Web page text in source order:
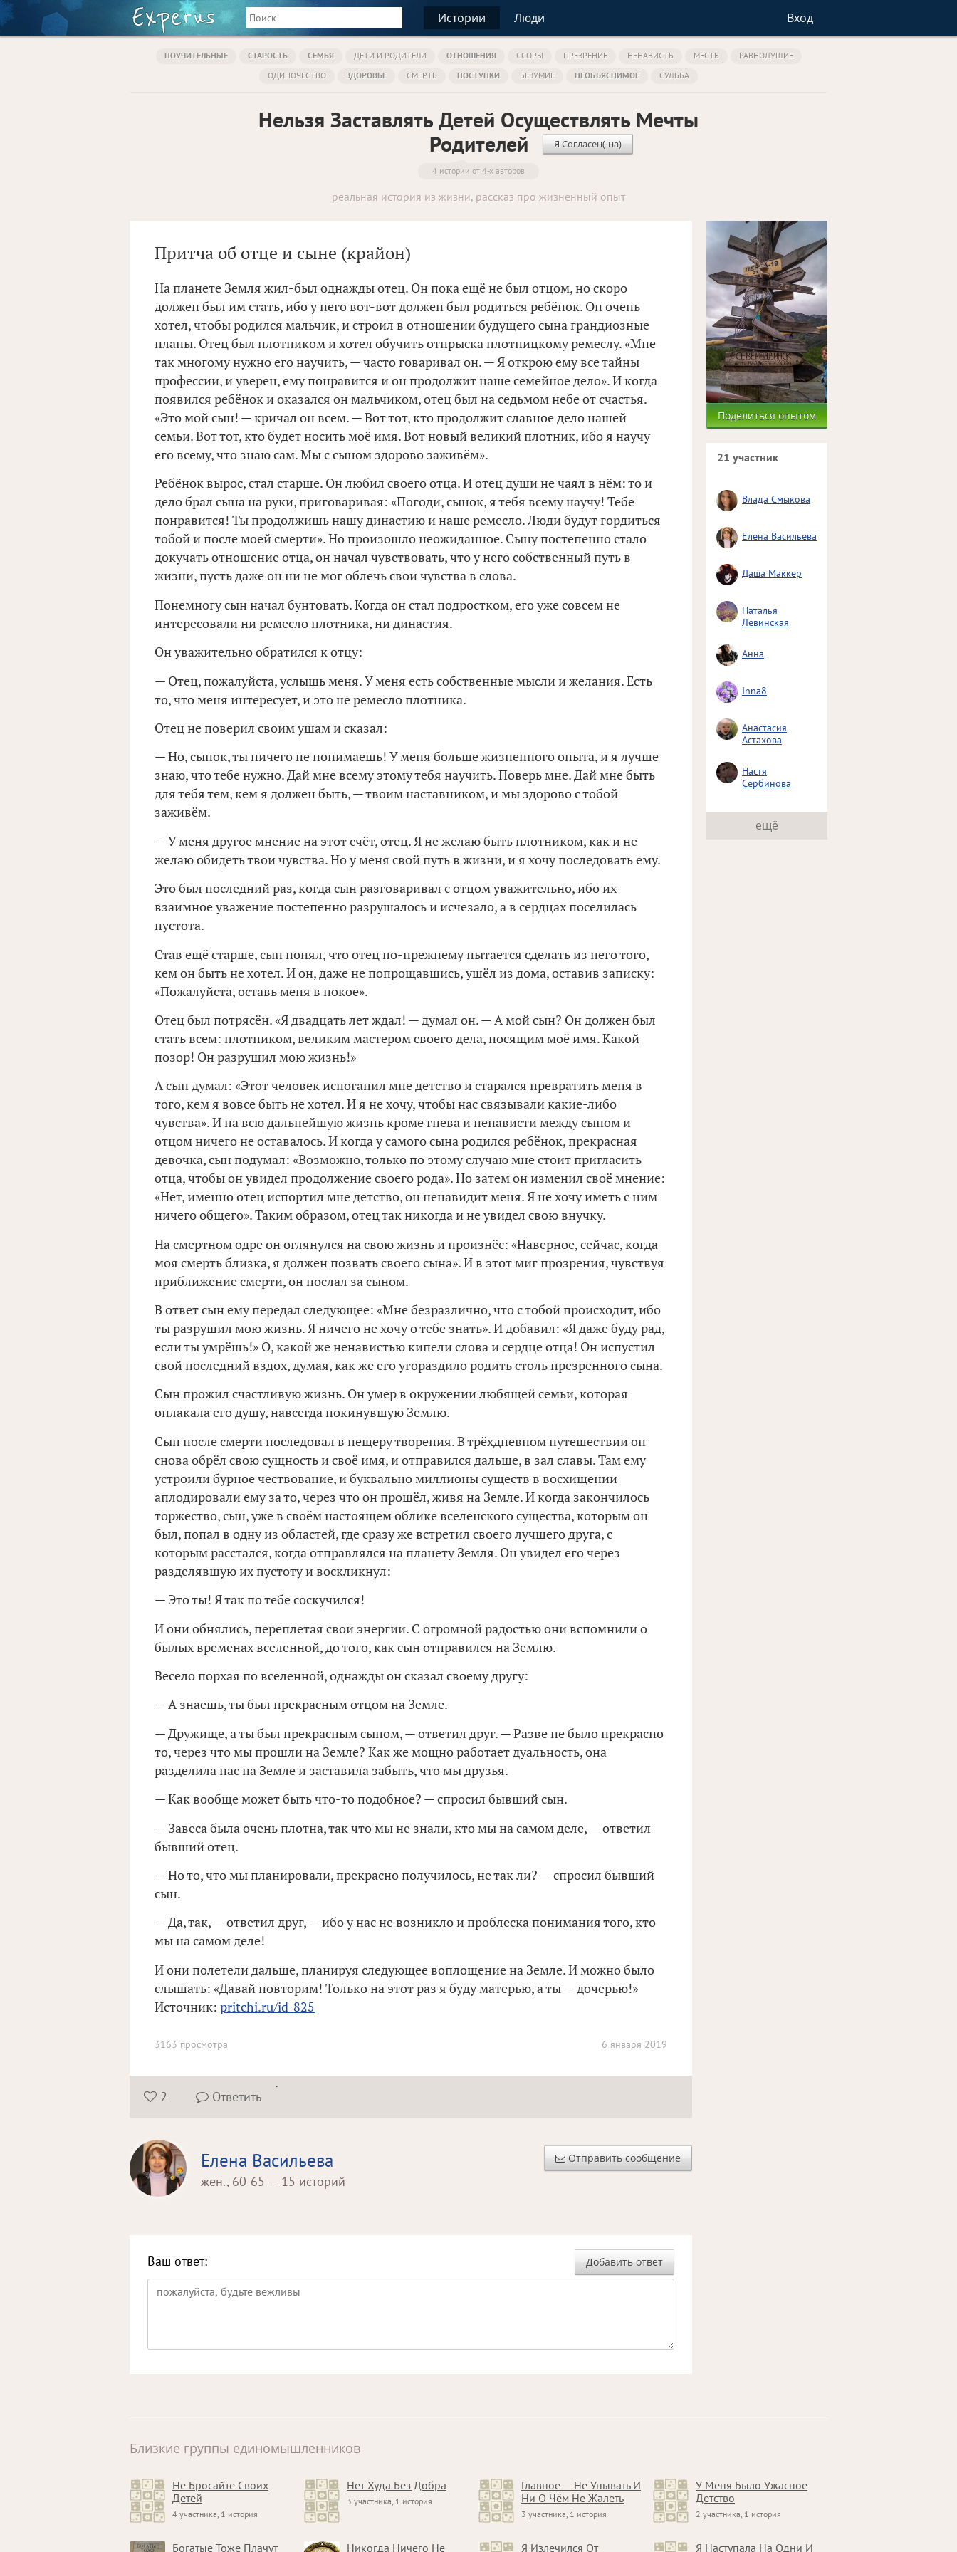
Истории Люди Вход
ПОУЧИТЕЛЬНЫЕ СТАРОСТЬ СЕМЬЯ ДЕТИ И РОДИТЕЛИ ОТНОШЕНИЯ ССОРЫ ПРЕЗРЕНИЕ НЕНАВИСТЬ МЕСТЬ
РАВНОДУШИЕ
ОДИНОЧЕСТВО
ЗДОРОВЬЕ СМЕРТЬ ПОСТУПКИ БЕЗУМИЕ НЕОБЪЯСНИМОЕ СУДЬБА
Нельзя Заставлять Детей Осуществлять Мечты
Родителей
Я Согласен(-на)
4 истории от 4-х авторов
реальная история из жизни, рассказ про жизненный опыт
Притча об отце и сыне (крайон)
На планете Земля жил-был однажды отец. Он пока ещё не был отцом, но скоро
должен был им стать, ибо у него вот-вот должен был родиться ребёнок. Он очень
хотел, чтобы родился мальчик, и строил в отношении будущего сына грандиозные
планы. Отец был плотником и хотел обучить отпрыска плотницкому ремеслу. «Мне
так многому нужно его научить, — часто говаривал он. — Я открою ему все тайны
профессии, и уверен, ему понравится и он продолжит наше семейное дело». И когда
появился ребёнок и оказался он мальчиком, отец был на седьмом небе от счастья.
«Это мой сын! — кричал он всем. — Вот тот, кто продолжит славное дело нашей
семьи. Вот тот, кто будет носить моё имя. Вот новый великий плотник, ибо я научу
его всему, что знаю сам. Мы с сыном здорово заживём».
Ребёнок вырос, стал старше. Он любил своего отца. И отец души не чаял в нём: то и
дело брал сына на руки, приговаривая: «Погоди, сынок, я тебя всему научу! Тебе
понравится! Ты продолжишь нашу династию и наше ремесло. Люди будут гордиться
тобой и после моей смерти». Но произошло неожиданное. Сыну постепенно стало
докучать отношение отца, он начал чувствовать, что у него собственный путь в
жизни, пусть даже он ни не мог облечь свои чувства в слова.
Понемногу сын начал бунтовать. Когда он стал подростком, его уже совсем не
интересовали ни ремесло плотника, ни династия.
Он уважительно обратился к отцу:
— Отец, пожалуйста, услышь меня. У меня есть собственные мысли и желания. Есть
то, что меня интересует, и это не ремесло плотника.
Отец не поверил своим ушам и сказал:
— Но, сынок, ты ничего не понимаешь! У меня больше жизненного опыта, и я лучше
знаю, что тебе нужно. Дай мне всему этому тебя научить. Поверь мне. Дай мне быть
для тебя тем, кем я должен быть, — твоим наставником, и мы здорово с тобой
заживём.
— У меня другое мнение на этот счёт, отец. Я не желаю быть плотником, как и не
желаю обидеть твои чувства. Но у меня свой путь в жизни, и я хочу последовать ему.
Это был последний раз, когда сын разговаривал с отцом уважительно, ибо их
взаимное уважение постепенно разрушалось и исчезало, а в сердцах поселилась
пустота.
Став ещё старше, сын понял, что отец по-прежнему пытается сделать из него того,
кем он быть не хотел. И он, даже не попрощавшись, ушёл из дома, оставив записку:
«Пожалуйста, оставь меня в покое».
Отец был потрясён. «Я двадцать лет ждал! — думал он. — А мой сын? Он должен был
стать всем: плотником, великим мастером своего дела, носящим моё имя. Какой
позор! Он разрушил мою жизнь!»
А сын думал: «Этот человек испоганил мне детство и старался превратить меня в
того, кем я вовсе быть не хотел. И я не хочу, чтобы нас связывали какие-либо
чувства». И на всю дальнейшую жизнь кроме гнева и ненависти между сыном и
отцом ничего не оставалось. И когда у самого сына родился ребёнок, прекрасная
девочка, сын подумал: «Возможно, только по этому случаю мне стоит пригласить
отца, чтобы он увидел продолжение своего рода». Но затем он изменил своё мнение:
«Нет, именно отец испортил мне детство, он ненавидит меня. Я не хочу иметь с ним
ничего общего». Таким образом, отец так никогда и не увидел свою внучку.
На смертном одре он оглянулся на свою жизнь и произнёс: «Наверное, сейчас, когда
моя смерть близка, я должен позвать своего сына». И в этот миг прозрения, чувствуя
приближение смерти, он послал за сыном.
В ответ сын ему передал следующее: «Мне безразлично, что с тобой происходит, ибо
ты разрушил мою жизнь. Я ничего не хочу о тебе знать». И добавил: «Я даже буду рад,
если ты умрёшь!» О, какой же ненавистью кипели слова и сердце отца! Он испустил
свой последний вздох, думая, как же его угораздило родить столь презренного сына.
Сын прожил счастливую жизнь. Он умер в окружении любящей семьи, которая
оплакала его душу, навсегда покинувшую Землю.
Сын после смерти последовал в пещеру творения. В трёхдневном путешествии он
снова обрёл свою сущность и своё имя, и отправился дальше, в зал славы. Там ему
устроили бурное чествование, и буквально миллионы существ в восхищении
аплодировали ему за то, через что он прошёл, живя на Земле. И когда закончилось
торжество, сын, уже в своём настоящем облике вселенского существа, которым он
был, попал в одну из областей, где сразу же встретил своего лучшего друга, с
которым расстался, когда отправлялся на планету Земля. Он увидел его через
разделявшую их пустоту и воскликнул:
— Это ты! Я так по тебе соскучился!
И они обнялись, переплетая свои энергии. С огромной радостью они вспомнили о
былых временах вселенной, до того, как сын отправился на Землю.
Весело порхая по вселенной, однажды он сказал своему другу:
— А знаешь, ты был прекрасным отцом на Земле.
— Дружище, а ты был прекрасным сыном, — ответил друг. — Разве не было прекрасно
то, через что мы прошли на Земле? Как же мощно работает дуальность, она
разделила нас на Земле и заставила забыть, что мы друзья.
— Как вообще может быть что-то подобное? — спросил бывший сын.
— Завеса была очень плотна, так что мы не знали, кто мы на самом деле, — ответил
бывший отец.
— Но то, что мы планировали, прекрасно получилось, не так ли? — спросил бывший
сын.
— Да, так, — ответил друг, — ибо у нас не возникло и проблеска понимания того, кто
мы на самом деле!
И они полетели дальше, планируя следующее воплощение на Земле. И можно было
слышать: «Давай повторим! Только на этот раз я буду матерью, а ты — дочерью!»
Источник: pritchi.ru/id_825
6 января 2019
3163 просмотра
 2  Ответить
.
Отправить сообщение
Елена Васильева
жен., 60-65 — 15 историй
Добавить ответ
Ваш ответ:
Поделиться опытом
21 участник
Влада Смыкова
Елена Васильева
Даша Маккер
Наталья
Левинская
Анна
Inna8
Анастасия
Астахова
Настя
Сербинова
ещё
Близкие группы единомышленников
Не Бросайте Своих
Детей
4 участника, 1 история
Нет Худа Без Добра
3 участника, 1 история
Главное — Не Унывать И
Ни О Чём Не Жалеть
3 участника, 1 история
У Меня Было Ужасное
Детство
2 участника, 1 история
Богатые Тоже Плачут Никогда Ничего Не Я Излечился От Я Наступала На Одни И